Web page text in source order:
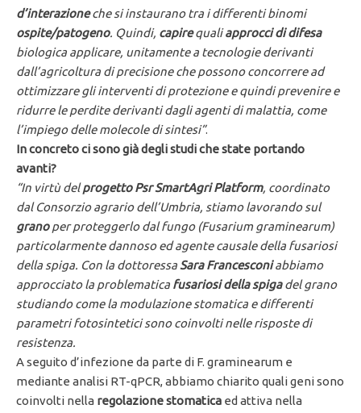
d’interazioneche si instaurano tra i differenti binomi
ospite/patogeno. Quindi, capirequaliapprocci di difesa
biologica applicare, unitamente a tecnologie derivanti
dall’agricoltura di precisione che possono concorrere ad
ottimizzare gli interventi di protezione e quindi prevenire e
ridurre le perdite derivanti dagli agenti di malattia, come
l’impiego delle molecole di sintesi”.
In concreto ci sono già degli studi che state portando
avanti?
“In virtù delprogetto Psr SmartAgri Platform, coordinato
dal Consorzio agrario dell’Umbria, stiamo lavorando sul
granoper proteggerlo dal fungo (Fusarium graminearum)
particolarmente dannoso ed agente causale della fusariosi
della spiga. Con la dottoressa Sara Francesconiabbiamo
approcciato la problematica fusariosi della spigadel grano
studiando come la modulazione stomatica e differenti
parametri fotosintetici sono coinvolti nelle risposte di
resistenza.
A seguito d’infezione da parte di F. graminearum e
mediante analisi RT-qPCR, abbiamo chiarito quali geni sono
coinvolti nella regolazione stomatica ed attiva nella